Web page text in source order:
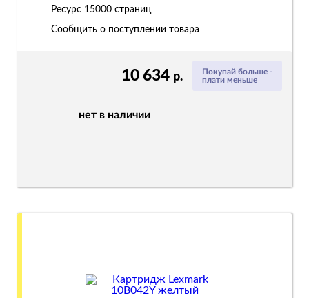
Покупай больше -
плати меньше
10 634 р.
нет в наличии
Ресурс 15000 страниц
Сообщить о поступлении товара